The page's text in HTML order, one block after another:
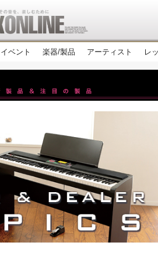
イベント 楽器/製品 アーティスト レ